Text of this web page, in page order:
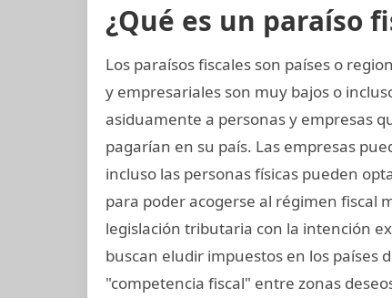
¿Qué es un paraíso
Los paraísos fiscales son países o
y empresariales son muy bajos o
asiduamente a personas y empresas
pagarían en su país. Las empresas
incluso las personas físicas pueden
para poder acogerse al régimen fiscal
legislación tributaria con la intención
buscan eludir impuestos en los países
"competencia fiscal" entre zonas